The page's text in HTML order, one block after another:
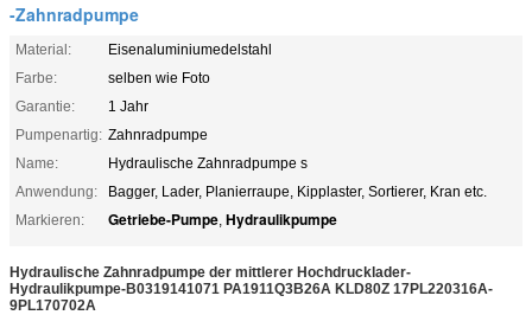
-Zahnradpumpe
Material:
Eisenaluminiumedelstahl
Farbe:
selben wie Foto
Garantie:
1 Jahr
Pumpenartig: Zahnradpumpe
Name:
Hydraulische Zahnradpumpe s
Anwendung:
Bagger, Lader, Planierraupe, Kipplaster, Sortierer, Kran etc.
Markieren:
Getriebe-Pumpe, Hydraulikpumpe
Hydraulische Zahnradpumpe der mittlerer Hochdrucklader-
Hydraulikpumpe-B0319141071 PA1911Q3B26A KLD80Z 17PL220316A-
9PL170702A